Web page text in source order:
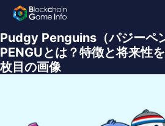
Pudgy Penguins（パジーペ
PENGUとは？特徴と将来性
枚目の画像